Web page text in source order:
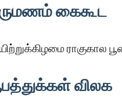
கைகூட
ராகுகால
விலக